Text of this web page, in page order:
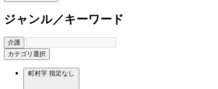
ジャンル／キーワード
介護
カテゴリ選択
町村字 指定なし